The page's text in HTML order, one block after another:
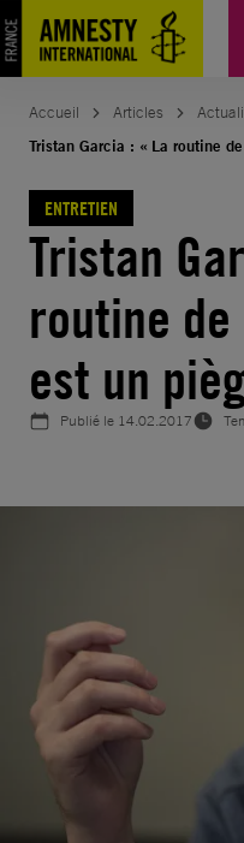
Aller
au
contenu
Accueil Articles
Tristan Garcia : « La routine
ENTRETIEN
Tristan
routine
est un
Publié le 14.02.2017